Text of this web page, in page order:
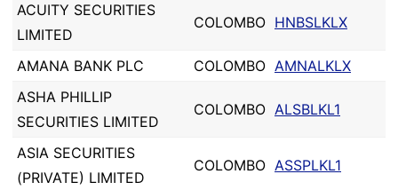
ACUITY SECURITIES
LIMITED
COLOMBO HNBSLKLX
AMANA BANK PLC COLOMBO AMNALKLX
ASHA PHILLIP
SECURITIES LIMITED
COLOMBO ALSBLKL1
ASIA SECURITIES
(PRIVATE) LIMITED
COLOMBO ASSPLKL1